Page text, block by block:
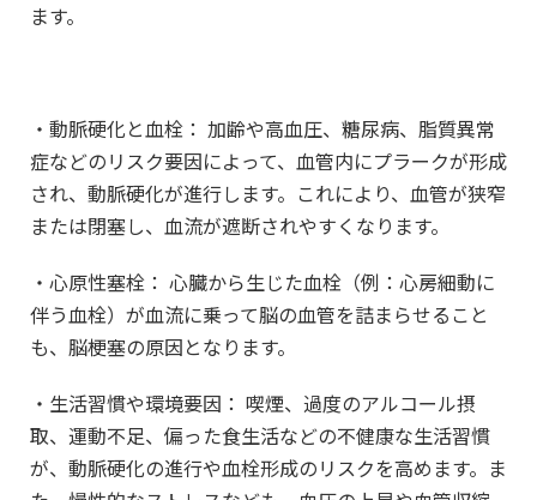
ます。
・動脈硬化と血栓： 加齢や高血圧、糖尿病、脂質異常
症などのリスク要因によって、血管内にプラークが形成
され、動脈硬化が進行します。これにより、血管が狭窄
または閉塞し、血流が遮断されやすくなります。
・心原性塞栓： 心臓から生じた血栓（例：心房細動に
伴う血栓）が血流に乗って脳の血管を詰まらせること
も、脳梗塞の原因となります。
・生活習慣や環境要因： 喫煙、過度のアルコール摂
取、運動不足、偏った食生活などの不健康な生活習慣
が、動脈硬化の進行や血栓形成のリスクを高めます。ま